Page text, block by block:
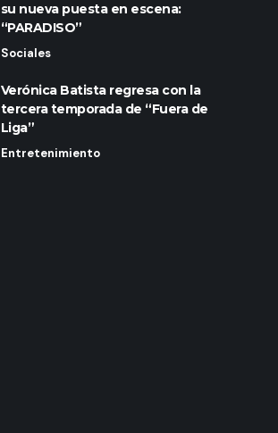
su nueva puesta en escena:
“PARADISO”
Sociales
Verónica Batista regresa con la
tercera temporada de “Fuera de
Liga”
Entretenimiento